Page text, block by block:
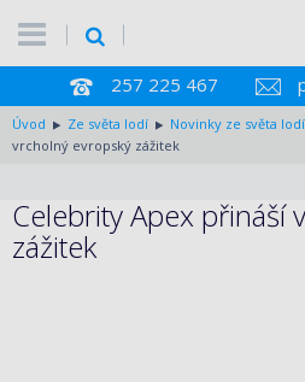
257 225 467
Úvod Ze světa lodí Novinky ze světa lodí
vrcholný evropský zážitek
Celebrity Apex přináší
zážitek